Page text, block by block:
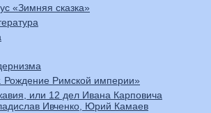
«Зимняя сказка»
Рождение Римской империи»
или 12 дел Ивана Карповича
Ивченко, Юрий Камаев